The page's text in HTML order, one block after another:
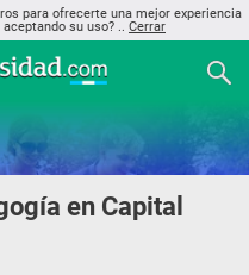
para ofrecerte una mejor experiencia
su uso? .. Cerrar
en Capital